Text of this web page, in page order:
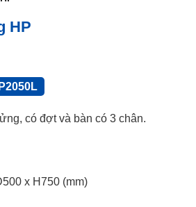
HP
có đợt và bàn có 3 chân.
x H750 (mm)